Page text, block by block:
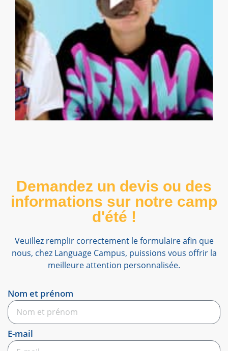
Demandez un devis ou des
informations sur notre camp
d'été !
Veuillez remplir correctement le formulaire afin que
nous, chez Language Campus, puissions vous offrir la
meilleure attention personnalisée.
Nom et prénom
E-mail